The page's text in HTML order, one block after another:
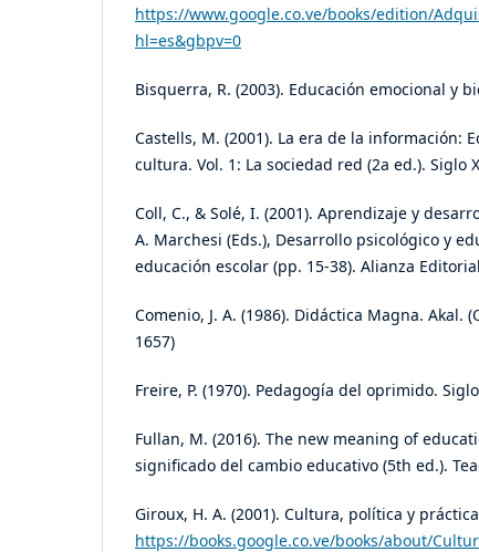
https://www.google.co.ve/books/edition/
hl=es&gbpv=0
Bisquerra, R. (2003). Educación emocional y
Castells, M. (2001). La era de la información:
cultura. Vol. 1: La sociedad red (2a ed.). Siglo
Coll, C., & Solé, I. (2001). Aprendizaje y
A. Marchesi (Eds.), Desarrollo psicológico y
educación escolar (pp. 15-38). Alianza
Comenio, J. A. (1986). Didáctica Magna.
1657)
Freire, P. (1970). Pedagogía del oprimido.
Fullan, M. (2016). The new meaning of
significado del cambio educativo (5th ed.).
Giroux, H. A. (2001). Cultura, política y
https://books.google.co.ve/books/about/